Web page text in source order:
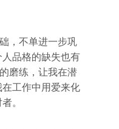
，不单进一步巩
品格的缺失也有
磨练，让我在潜
工作中用爱来化
。